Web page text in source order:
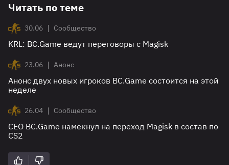
Читать по теме
30.06 | Сообщество
KRL: BC.Game ведут переговоры с Magisk
23.06 | Анонс
Анонс двух новых игроков BC.Game состоится на этой
неделе
26.04 | Сообщество
СЕО BC.Game намекнул на переход Magisk в состав по
CS2